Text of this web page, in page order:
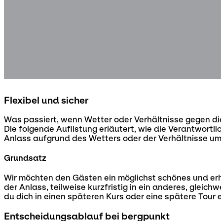
Flexibel und sicher
Was passiert, wenn Wetter oder Verhältnisse gegen
Die folgende Auflistung erläutert, wie die
Anlass aufgrund des Wetters oder der Verhältnisse
Grundsatz
Wir möchten den Gästen ein möglichst schönes und
der Anlass, teilweise kurzfristig in ein anderes,
du dich in einen späteren Kurs oder eine spätere
Entscheidungsablauf bei bergpunkt